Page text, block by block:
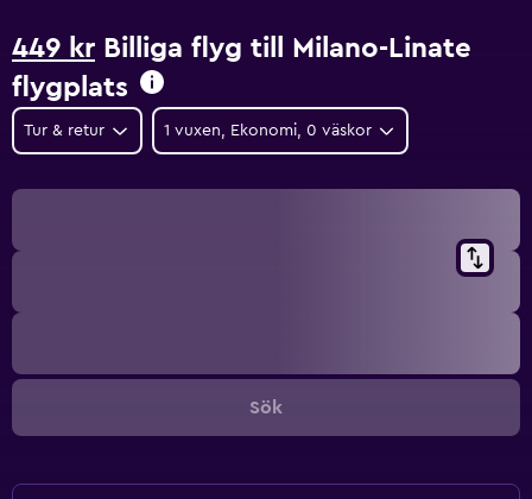
449 kr Billiga flyg till Milano-Linate
flygplats
Tur & retur 1 vuxen, Ekonomi, 0 väskor
Sök